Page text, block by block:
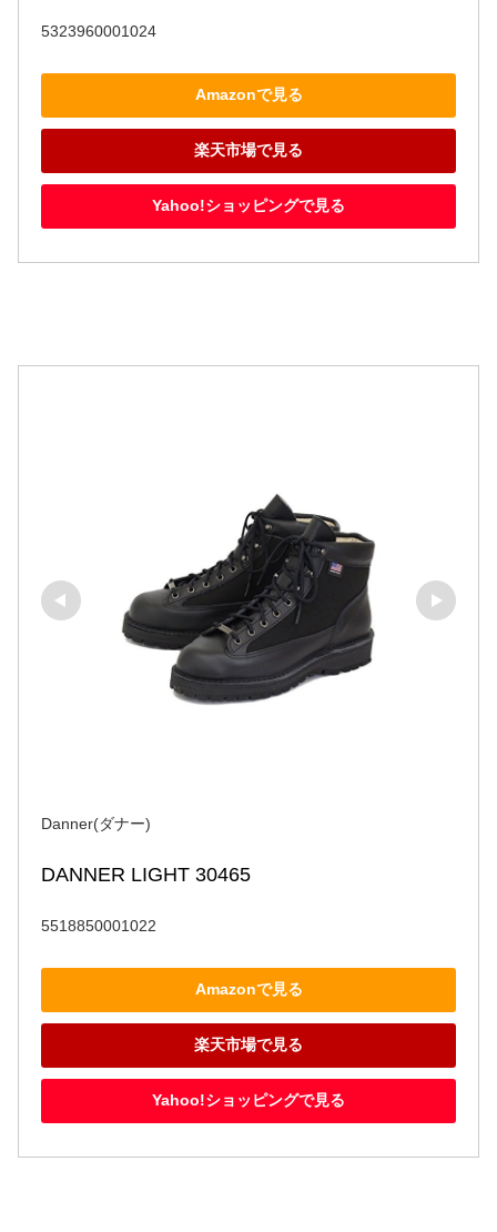
5323960001024
Amazonで見る
楽天市場で見る
Yahoo!ショッピングで見る
Danner(ダナー)
DANNER LIGHT 30465
5518850001022
Amazonで見る
楽天市場で見る
Yahoo!ショッピングで見る